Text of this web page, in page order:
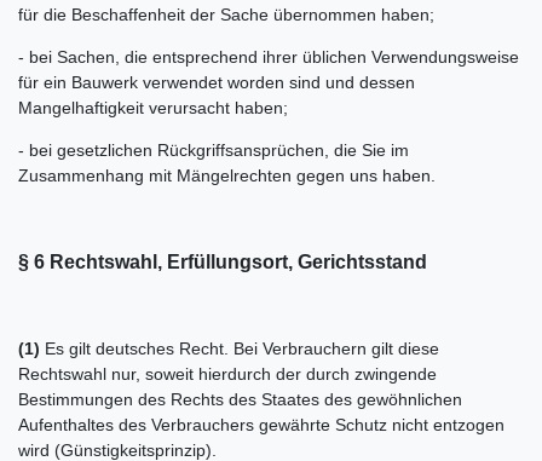
für die Beschaffenheit der Sache übernommen haben;
- bei Sachen, die entsprechend ihrer üblichen Verwendungsweise
für ein Bauwerk verwendet worden sind und dessen
Mangelhaftigkeit verursacht haben;
- bei gesetzlichen Rückgriffsansprüchen, die Sie im
Zusammenhang mit Mängelrechten gegen uns haben.
§ 6 Rechtswahl, Erfüllungsort, Gerichtsstand
(1) Es gilt deutsches Recht. Bei Verbrauchern gilt diese
Rechtswahl nur, soweit hierdurch der durch zwingende
Bestimmungen des Rechts des Staates des gewöhnlichen
Aufenthaltes des Verbrauchers gewährte Schutz nicht entzogen
wird (Günstigkeitsprinzip).